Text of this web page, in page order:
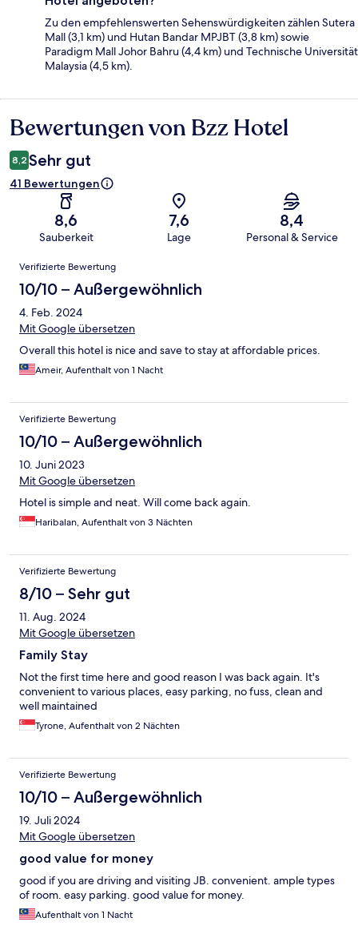
Zu den empfehlenswerten Sehenswürdigkeiten zählen Sutera
Mall (3,1 km) und Hutan Bandar MPJBT (3,8 km) sowie
Paradigm Mall Johor Bahru (4,4 km) und Technische Universität
Malaysia (4,5 km).
Bewertungen
Bewertungen von Bzz Hotel
8,2 Sehr gut
41 Bewertungen
8,6
Sauberkeit
7,6
Lage
8,4
Personal & Service
Bewertungen
Verifizierte Bewertung
10/10 – Außergewöhnlich
4. Feb. 2024
Mit Google übersetzen
Overall this hotel is nice and save to stay at affordable prices.
Ameir, Aufenthalt von 1 Nacht
Verifizierte Bewertung
10/10 – Außergewöhnlich
10. Juni 2023
Mit Google übersetzen
Hotel is simple and neat. Will come back again.
Haribalan, Aufenthalt von 3 Nächten
Verifizierte Bewertung
8/10 – Sehr gut
11. Aug. 2024
Mit Google übersetzen
Family Stay
Not the first time here and good reason I was back again. It's
convenient to various places, easy parking, no fuss, clean and
well maintained
Tyrone, Aufenthalt von 2 Nächten
Verifizierte Bewertung
10/10 – Außergewöhnlich
19. Juli 2024
Mit Google übersetzen
good value for money
good if you are driving and visiting JB. convenient. ample types
of room. easy parking. good value for money.
Aufenthalt von 1 Nacht